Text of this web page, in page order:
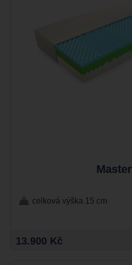
Master
celková výška 15 cm
13.900 Kč